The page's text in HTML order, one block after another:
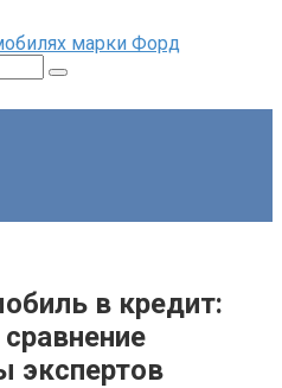
в кредит:
экспертов